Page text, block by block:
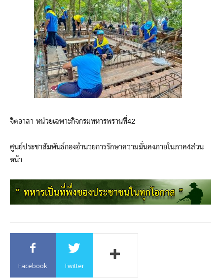
จิตอาสา หน่วยเฉพาะกิจกรมทหารพรานที่42
ศูนย์ประชาสัมพันธ์กองอำนวยการรักษาความมั่นคงภายในภาค4ส่วน
หน้า
Facebook Twitter